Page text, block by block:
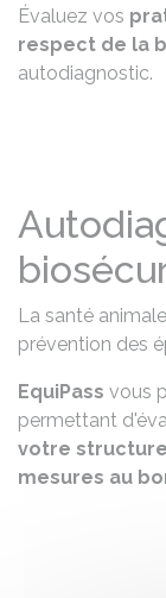
Évaluez vos
respect de la
autodiagnostic.
La santé
prévention des
EquiPass vous
permettant
votre structure
mesures au